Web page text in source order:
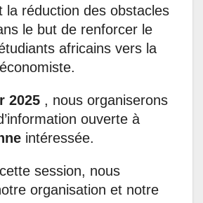
la réduction des obstacles
le but de renforcer le
africains vers la
2025 , nous organiserons
ouverte à
intéressée.
session, nous
organisation et notre